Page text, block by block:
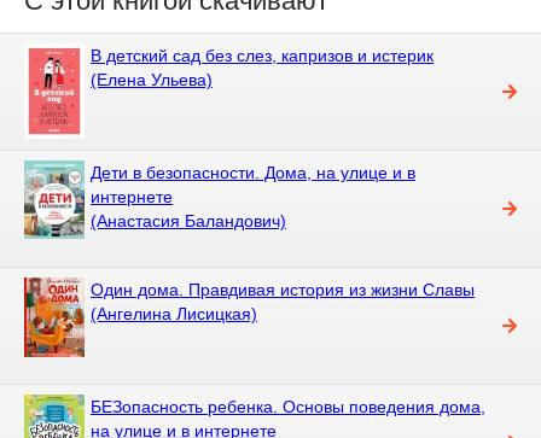
В детский сад без слез, капризов и истерик
(Елена Ульева)
Дети в безопасности. Дома, на улице и в
интернете
(Анастасия Баландович)
Один дома. Правдивая история из жизни Славы
(Ангелина Лисицкая)
БЕЗопасность ребенка. Основы поведения дома,
на улице и в интернете